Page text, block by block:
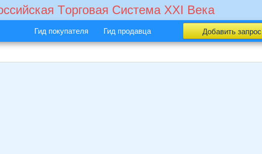
Tорговая Cистема XXI Века
Гид покупателя Гид продавца Добавить запрос